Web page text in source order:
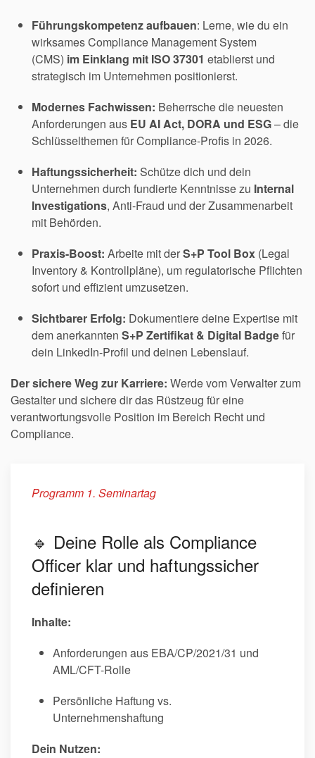
Führungskompetenz aufbauen: Lerne, wie du ein
wirksames Compliance Management System
(CMS) im Einklang mit ISO 37301 etablierst und
strategisch im Unternehmen positionierst.
Modernes Fachwissen: Beherrsche die neuesten
Anforderungen aus EU AI Act, DORA und ESG– die
Schlüsselthemen für Compliance-Profis in 2026.
Haftungssicherheit: Schütze dich und dein
Unternehmen durch fundierte Kenntnisse zu Internal
Investigations, Anti-Fraud und der Zusammenarbeit
mit Behörden.
Praxis-Boost: Arbeite mit derS+P Tool Box (Legal
Inventory & Kontrollpläne), um regulatorische Pflichten
sofort und effizient umzusetzen.
Sichtbarer Erfolg: Dokumentiere deine Expertise mit
dem anerkannten S+P Zertifikat & Digital Badgefür
dein LinkedIn-Profil und deinen Lebenslauf.
Der sichere Weg zur Karriere: Werde vom Verwalter zum
Gestalter und sichere dir das Rüstzeug für eine
verantwortungsvolle Position im Bereich Recht und
Compliance.
Programm 1. Seminartag
🔹 Deine Rolle als Compliance
Officer klar und haftungssicher
definieren
Inhalte:
Anforderungen aus EBA/CP/2021/31 und
AML/CFT-Rolle
Persönliche Haftung vs.
Unternehmenshaftung
Dein Nutzen: